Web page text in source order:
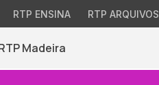
RTP ENSINA RTP ARQUIVOS
Madeira